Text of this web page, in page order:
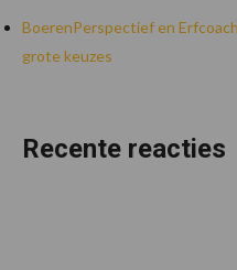
BoerenPerspectief en
grote keuzes
Recente reacties